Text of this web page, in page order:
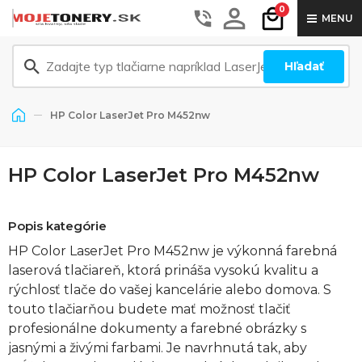
0
MENU
Hľadať
HP Color LaserJet Pro M452nw
HP Color LaserJet Pro M452nw
Popis kategórie
HP Color LaserJet Pro M452nw je výkonná farebná
laserová tlačiareň, ktorá prináša vysokú kvalitu a
rýchlosť tlače do vašej kancelárie alebo domova. S
touto tlačiarňou budete mať možnosť tlačiť
profesionálne dokumenty a farebné obrázky s
jasnými a živými farbami. Je navrhnutá tak, aby